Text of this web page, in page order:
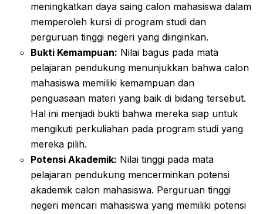
meningkatkan daya saing calon mahasiswa dalam
memperoleh kursi di program studi dan
perguruan tinggi negeri yang diinginkan.
Bukti Kemampuan: Nilai bagus pada mata
pelajaran pendukung menunjukkan bahwa calon
mahasiswa memiliki kemampuan dan
penguasaan materi yang baik di bidang tersebut.
Hal ini menjadi bukti bahwa mereka siap untuk
mengikuti perkuliahan pada program studi yang
mereka pilih.
Potensi Akademik: Nilai tinggi pada mata
pelajaran pendukung mencerminkan potensi
akademik calon mahasiswa. Perguruan tinggi
negeri mencari mahasiswa yang memiliki potensi